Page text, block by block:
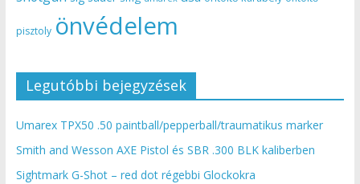
pisztoly önvédelem
Legutóbbi bejegyzések
Umarex TPX50 .50 paintball/pepperball/traumatikus marker
Smith and Wesson AXE Pistol és SBR .300 BLK kaliberben
Sightmark G-Shot – red dot régebbi Glockokra